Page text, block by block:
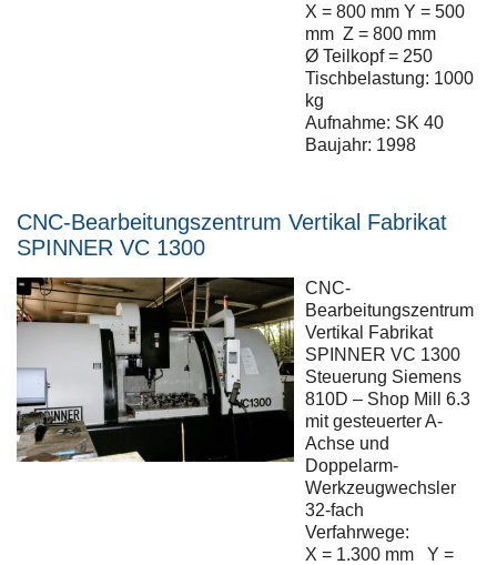
X = 800 mm Y = 500
mm Z = 800 mm
Ø Teilkopf = 250
Tischbelastung: 1000
kg
Aufnahme: SK 40
Baujahr: 1998
CNC-Bearbeitungszentrum Vertikal Fabrikat
SPINNER VC 1300
CNC-
Bearbeitungszentrum
Vertikal Fabrikat
SPINNER VC 1300
Steuerung Siemens
810D – Shop Mill 6.3
mit gesteuerter A-
Achse und
Doppelarm-
Werkzeugwechsler
32-fach
Verfahrwege:
X = 1.300 mm Y =